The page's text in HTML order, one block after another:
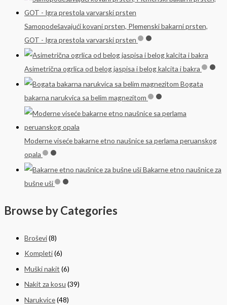
Samopodešavajući kovani prsten, Plemenski bakarni prsten,
GOT - Igra prestola varvarski prsten
Asimetrična ogrlica od belog jaspisa i belog kalcita i bakra
Bogata
bakarna narukvica sa belim magnezitom
Moderne viseće bakarne etno naušnice sa perlama peruanskog
opala
Bakarne etno naušnice za
bušne uši
Browse by Categories
Broševi(8)
Kompleti(6)
Muški nakit (6)
Nakit za kosu (39)
Narukvice(48)